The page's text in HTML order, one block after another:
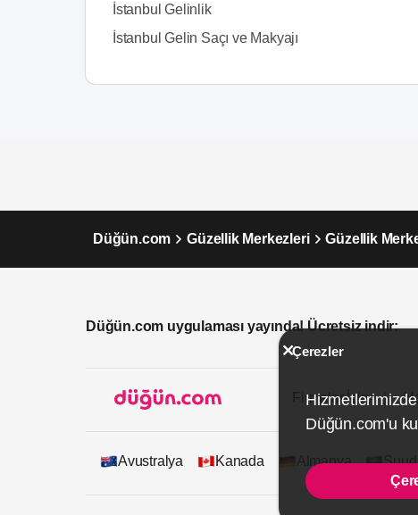
İstanbul Gelinlik
İstanbul Gelin Saçı ve Makyajı
Düğün.com Güzellik Merkezleri Güzellik
Düğün.com uygulaması yayında! Ücretsiz indir:
Firmalar İçin
Avustralya Kanada Almanya
Çerezler
Düğün.com'u